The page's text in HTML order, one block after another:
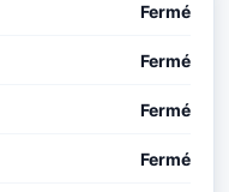
Fermé
Fermé
Fermé
Fermé